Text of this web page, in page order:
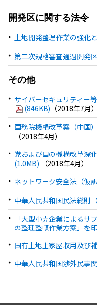
開発区に関する法令
土地開発整理作業の強化
第二次規格審査通過開発
その他
サイバーセキュリティー
(846KB) （2018年7月）
国務院機構改革案（中国
（2018年4月）
党および国の機構改革深
(1.0MB) （2018年4月）
ネットワーク安全法（仮訳
中華人民共和国民法総則（
「大型小売企業によるサ
の整理整頓作業方案」を
国有土地上家屋収用及び
中華人民共和国渉外民事